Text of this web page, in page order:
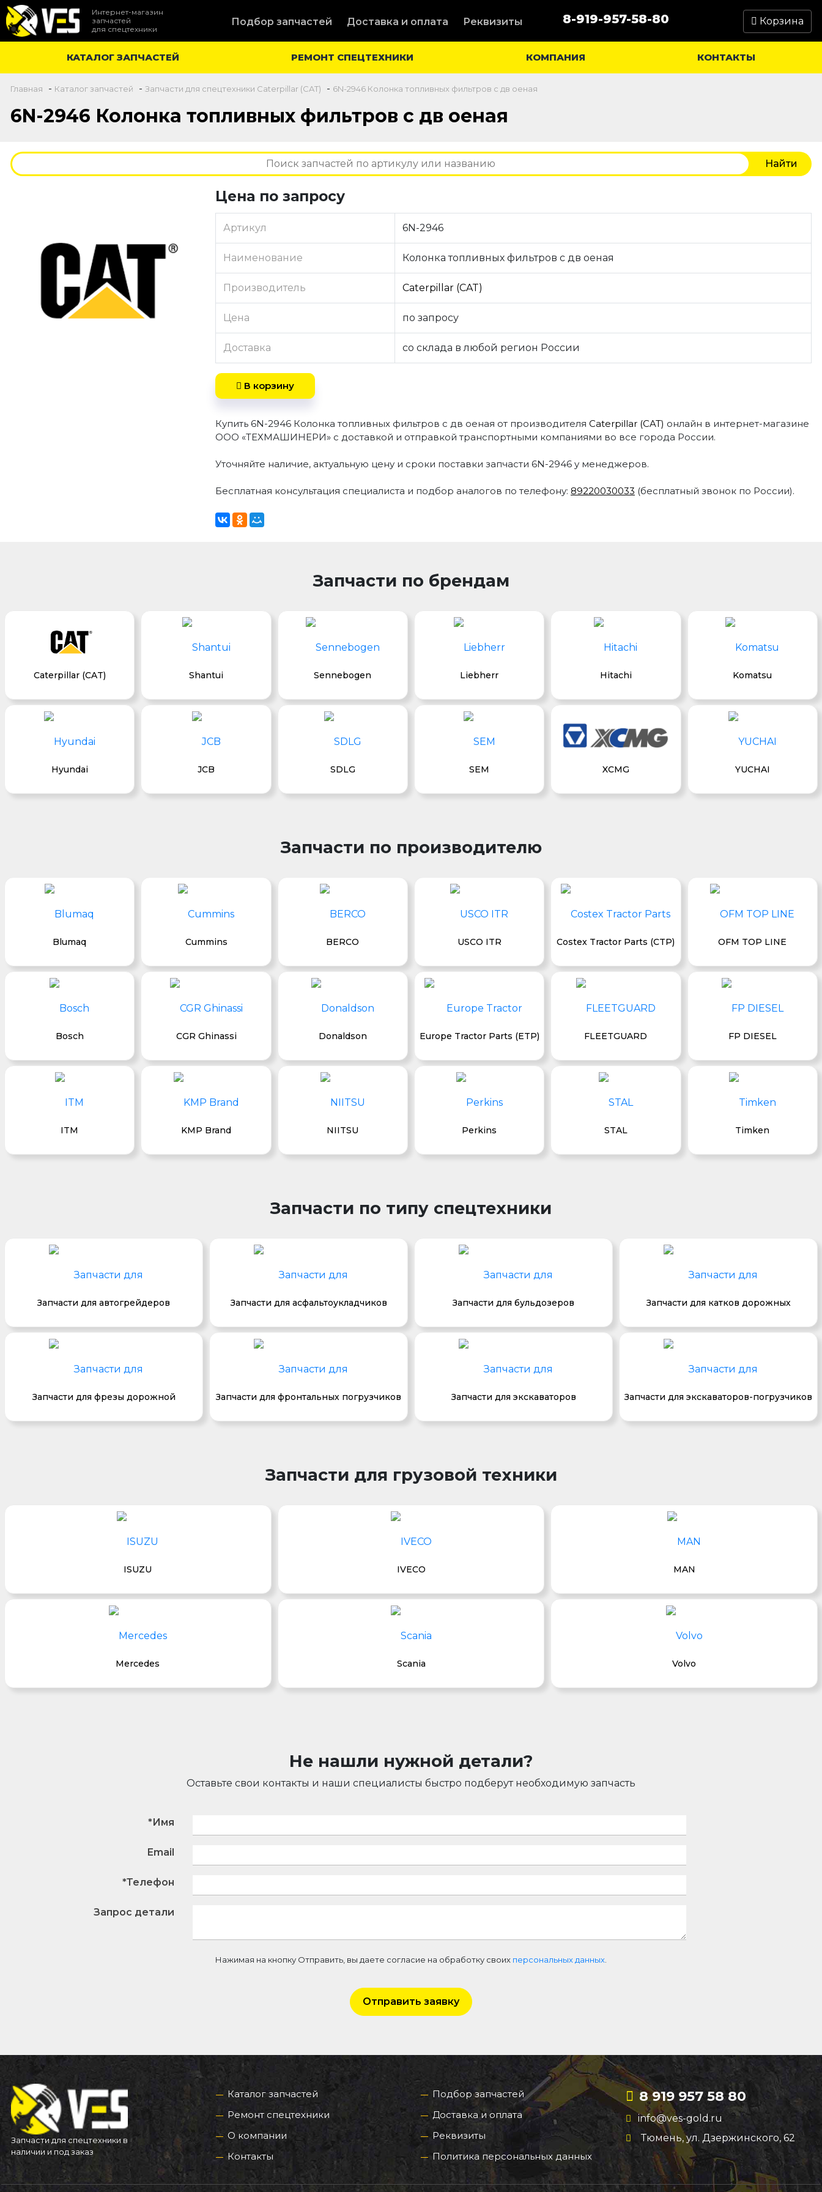
Интернет-магазин
запчастей
для спецтехники
Подбор запчастей Доставка и оплата Реквизиты 8-919-957-58-80 Корзина
КАТАЛОГ ЗАПЧАСТЕЙ РЕМОНТ СПЕЦТЕХНИКИ КОМПАНИЯ КОНТАКТЫ
Главная - Каталог запчастей - Запчасти для спецтехники Caterpillar (CAT) - 6N-2946 Колонка топливных фильтров с дв оеная
6N-2946 Колонка топливных фильтров с дв оеная
Цена по запросу
Артикул 6N-2946
Наименование Колонка топливных фильтров с дв оеная
Производитель Caterpillar (CAT)
Цена по запросу
Доставка со склада в любой регион России
В корзину
Купить 6N-2946 Колонка топливных фильтров с дв оеная от производителя Caterpillar (CAT) онлайн в интернет-магазине
ООО «ТЕХМАШИНЕРИ» с доставкой и отправкой транспортными компаниями во все города России.
Уточняйте наличие, актуальную цену и сроки поставки запчасти 6N-2946 у менеджеров.
Бесплатная консультация специалиста и подбор аналогов по телефону: 89220030033 (бесплатный звонок по России).
Запчасти по брендам
Caterpillar (CAT) Shantui Sennebogen Liebherr Hitachi Komatsu
Hyundai JCB SDLG SEM XCMG YUCHAI
Запчасти по производителю
Blumaq Cummins BERCO USCO ITR Costex Tractor Parts (CTP) OFM TOP LINE
Bosch CGR Ghinassi Donaldson Europe Tractor Parts (ETP) FLEETGUARD FP DIESEL
ITM KMP Brand NIITSU Perkins STAL Timken
Запчасти по типу спецтехники
Запчасти для автогрейдеров Запчасти для асфальтоукладчиков Запчасти для бульдозеров Запчасти для катков дорожных
Запчасти для фрезы дорожной Запчасти для фронтальных погрузчиков Запчасти для экскаваторов Запчасти для экскаваторов-погрузчиков
Запчасти для грузовой техники
ISUZU IVECO MAN
Mercedes Scania Volvo
Не нашли нужной детали?
Оставьте свои контакты и наши специалисты быстро подберут необходимую запчасть
*Имя
Email
*Телефон
Запрос детали
Нажимая на кнопку Отправить, вы даете согласие на обработку своих персональных данных.
Отправить заявку
Запчасти для спецтехники в
наличии и под заказ
Каталог запчастей
Ремонт спецтехники
О компании
Контакты
Подбор запчастей
Доставка и оплата
Реквизиты
Политика персональных данных
8 919 957 58 80
info@ves-gold.ru
Тюмень, ул. ​Дзержинского, 62